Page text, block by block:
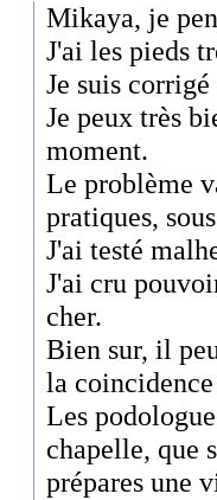
Mikaya, je
J'ai les pieds
Je suis
Je peux très
moment.
Le problème
pratiques,
J'ai testé
J'ai cru
cher.
Bien sur, il
la
Les
chapelle, que
prépares une